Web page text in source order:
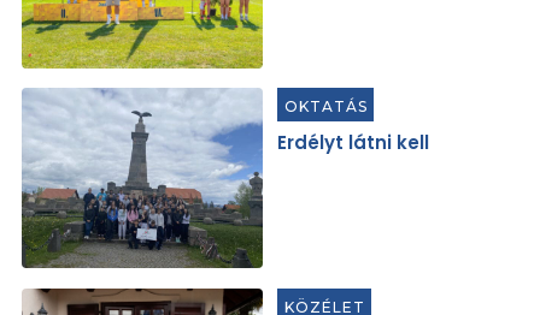
OKTATÁS
Erdélyt látni kell
KÖZÉLET